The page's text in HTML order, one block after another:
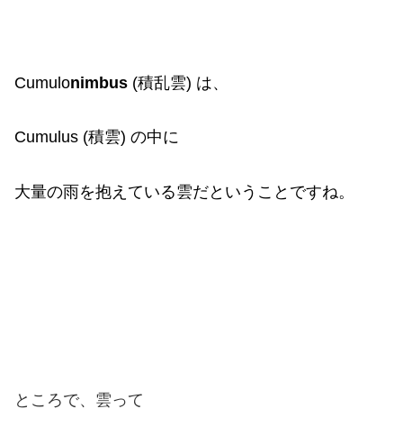
Cumulonimbus (積乱雲) は、
Cumulus (積雲) の中に
大量の雨を抱えている雲だということですね。
ところで、雲って